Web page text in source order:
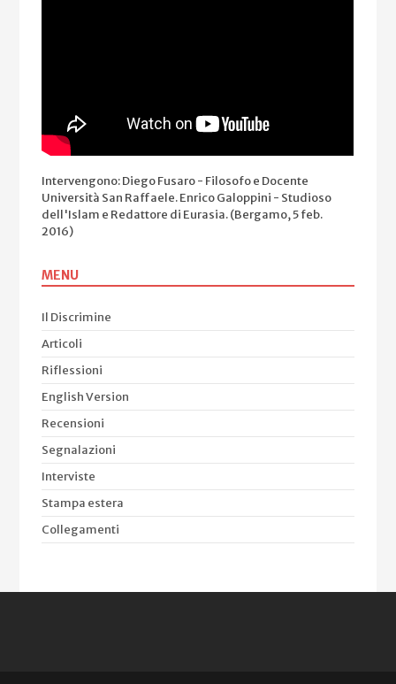
Intervengono: Diego Fusaro - Filosofo e Docente
Università San Raffaele. Enrico Galoppini - Studioso
dell'Islam e Redattore di Eurasia. (Bergamo, 5 feb.
2016)
MENU
Il Discrimine
Articoli
Riflessioni
English Version
Recensioni
Segnalazioni
Interviste
Stampa estera
Collegamenti